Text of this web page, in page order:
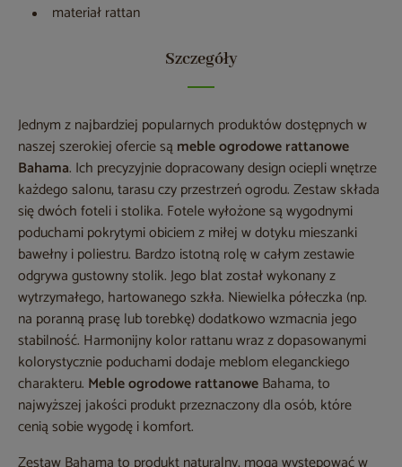
materiał rattan
Szczegóły
Jednym z najbardziej popularnych produktów dostępnych w
naszej szerokiej ofercie sąmeble ogrodowe rattanowe
Bahama. Ich precyzyjnie dopracowany design ociepli wnętrze
każdego salonu, tarasu czy przestrzeń ogrodu. Zestaw składa
się dwóch foteli i stolika. Fotele wyłożone są wygodnymi
poduchami pokrytymi obiciem z miłej w dotyku mieszanki
bawełny i poliestru. Bardzo istotną rolę w całym zestawie
odgrywa gustowny stolik. Jego blat został wykonany z
wytrzymałego, hartowanego szkła. Niewielka półeczka (np.
na poranną prasę lub torebkę) dodatkowo wzmacnia jego
stabilność. Harmonijny kolor rattanu wraz z dopasowanymi
kolorystycznie poduchami dodaje meblom eleganckiego
charakteru. Meble ogrodowe rattanoweBahama, to
najwyższej jakości produkt przeznaczony dla osób, które
cenią sobie wygodę i komfort.